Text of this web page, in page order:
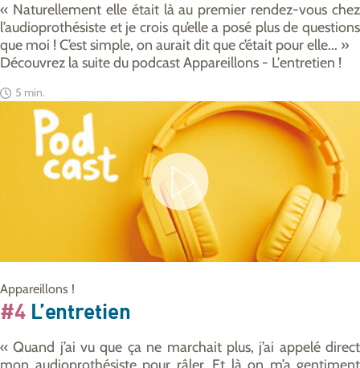
« Naturellement elle était là au premier rendez-vous chez
l’audioprothésiste et je crois qu’elle a posé plus de questions
que moi ! C’est simple, on aurait dit que c’était pour elle... »
Découvrez la suite du podcast Appareillons - L'entretien !
5 min.
Appareillons !
#4L’entretien
« Quand j’ai vu que ça ne marchait plus, j’ai appelé direct